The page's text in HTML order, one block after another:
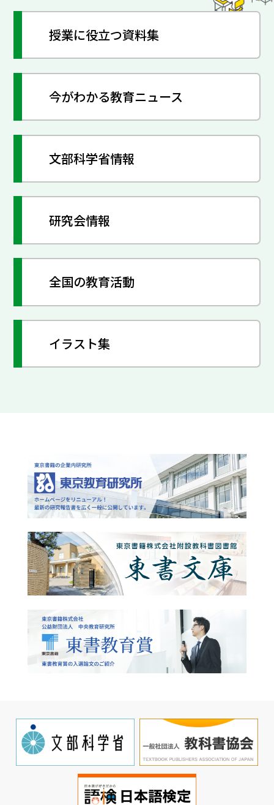
授業に役立つ資料集
今がわかる教育ニュース
文部科学省情報
研究会情報
全国の教育活動
イラスト集